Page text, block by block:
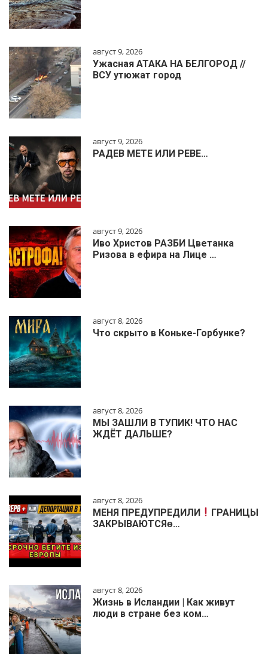
август 9, 2026
Ужасная АТАКА НА БЕЛГОРОД //
ВСУ утюжат город
август 9, 2026
РАДЕВ МЕТЕ ИЛИ РЕВЕ…
август 9, 2026
Иво Христов РАЗБИ Цветанка
Ризова в ефира на Лице …
август 8, 2026
Что скрыто в Коньке-Горбунке?
август 8, 2026
МЫ ЗАШЛИ В ТУПИК! ЧТО НАС
ЖДЁТ ДАЛЬШЕ?
август 8, 2026
МЕНЯ ПРЕДУПРЕДИЛИ
ГРАНИЦЫ
ЗАКРЫВАЮТСЯɵ…
август 8, 2026
Жизнь в Исландии | Как живут
люди в стране без ком…